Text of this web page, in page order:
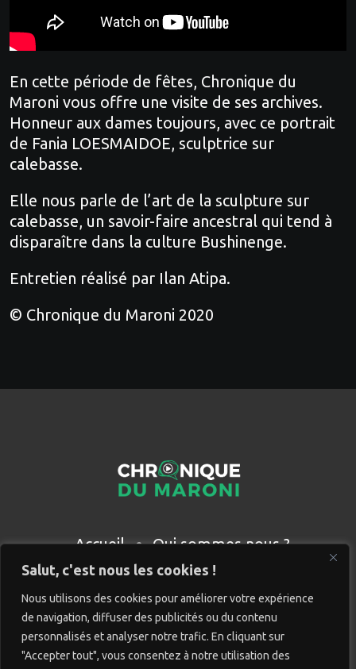
Salut, c'est nous les cookies !
Nous utilisons des cookies pour améliorer votre expérience
de navigation, diffuser des publicités ou du contenu
personnalisés et analyser notre trafic. En cliquant sur
"Accepter tout", vous consentez à notre utilisation des
En cette période de fêtes, Chronique du
Maroni vous offre une visite de ses archives.
Honneur aux dames toujours, avec ce portrait
de Fania LOESMAIDOE, sculptrice sur
calebasse.
Elle nous parle de l’art de la sculpture sur
calebasse, un savoir-faire ancestral qui tend à
disparaître dans la culture Bushinenge.
Entretien réalisé par Ilan Atipa.
© Chronique du Maroni 2020
Accueil
Qui sommes nous ?
Partenaires
Contact